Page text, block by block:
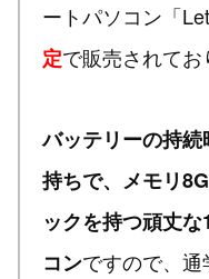
ートパソコン「
定で販売されてお
バッテリーの持
持ちで、メモリ
ックを持つ頑丈
コンですので、